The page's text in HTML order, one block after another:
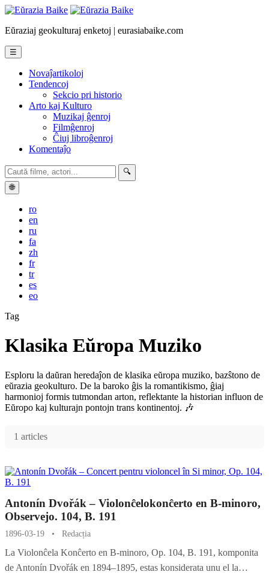
Eŭraziaj geokulturaj enketoj | eurasiabaike.com
☰
Novaĵartikoloj
Tendencoj
Sekcio pri historio
Arto kaj Kulturo
Muzikaj ĝenroj
Filmĝenroj
Ĉiuj libroĝenroj
Komentaĵo
🔍
🌐
ro
en
ru
fa
zh
fr
tr
es
eo
Tag
Klasika Eŭropa Muziko
Esploru la daŭran heredaĵon de klasika eŭropa muziko, bazŝtono de
eŭrazia geokulturo. De la baroko ĝis la romantikismo, ĝiaj
harmonioj formis tutmondan arton, reflektante la historian influon de
Eŭropo kaj kulturajn pontojn trans kontinentoj. 🎶
1 articles
Antonín Dvořák – Violonĉelokonĉerto en B-minoro,
Observejo. 104, B. 191
1896-03-19 • Redacția
La Violonĉela Konĉerto en B-minoro, Op. 104, B. 191, komponita
de Antonín Dvořák en 1894–1895, estas konsiderata unu el la…